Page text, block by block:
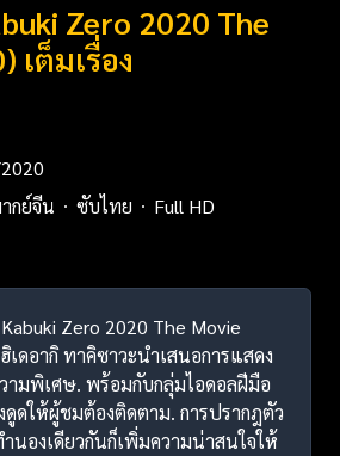
Zero 2020 The
เต็มเรื่อง
กย์จีน ซับไทย
Full HD
Zero 2020 The Movie
เดอากิ ทาคิซาวะนำเสนอการแสดง
ามพิเศษ. พร้อมกับกลุ่มไอดอลฝีมือ
ดูดให้ผู้ชมต้องติดตาม. การปรากฎตัว
นองเดียวกันก็เพิ่มความน่าสนใจให้